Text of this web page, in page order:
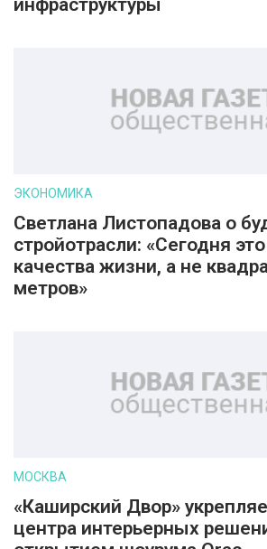
инфраструктуры
ЭКОНОМИКА
Светлана Листопадова о
стройотрасли: «Сегодня
качества жизни, а не
метров»
МОСКВА
«Каширский Двор»
центра интерьерных